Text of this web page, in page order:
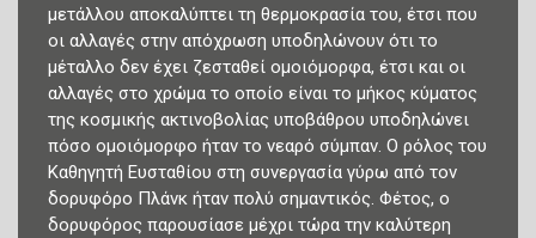
μετάλλου αποκαλύπτει τη θερμοκρασία του, έτσι που
οι αλλαγές στην απόχρωση υποδηλώνουν ότι το
μέταλλο δεν έχει ζεσταθεί ομοιόμορφα, έτσι και οι
αλλαγές στο χρώμα το οποίο είναι το μήκος κύματος
της κοσμικής ακτινοβολίας υποβάθρου υποδηλώνει
πόσο ομοιόμορφο ήταν το νεαρό σύμπαν. Ο ρόλος του
Καθηγητή Ευσταθίου στη συνεργασία γύρω από τον
δορυφόρο Πλάνκ ήταν πολύ σημαντικός. Φέτος, ο
δορυφόρος παρουσίασε μέχρι τώρα την καλύτερη